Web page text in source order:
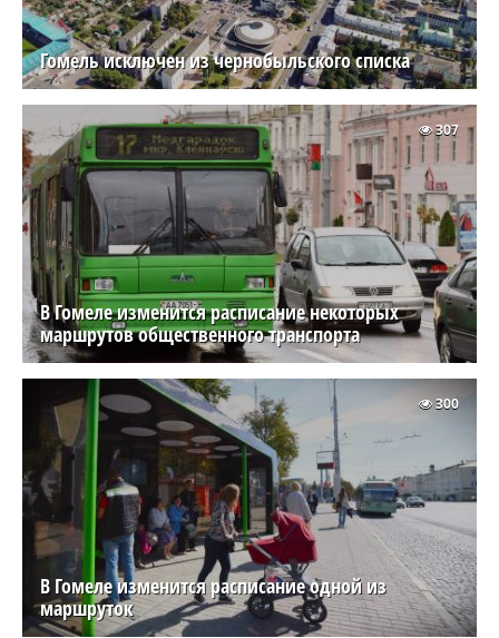
Гомель исключен из чернобыльского списка
В Гомеле изменится расписание некоторых
маршрутов общественного транспорта
307
В Гомеле изменится расписание одной из
маршруток
300